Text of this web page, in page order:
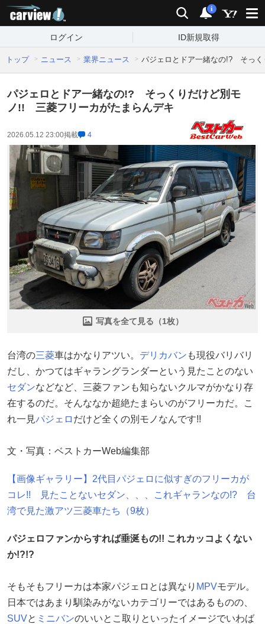
検索 通知
i
ログイン ID新規取得
トップ ニュース 業界ニュース パジェロとドア一緒なの!? そっ
パジェロとドア一緒なの!? そっくりだけど別モ
ノ!! 三菱フリーカがたまらんデキ
2026.05.12 23:00掲載 4
写真を全て見る（1枚）
台湾の三菱車はかなりアツい。 デリカバン も現役バリバリ
だし、かつてはギャラングランダーという見たことのない
セダンなどなど、三菱ファンも知らないクルマがかなり存
在するのだ。そんななか超絶たまらいのがフリーカだ。こ
れ一見パジェロ だけど全くの別モノなんです!!
文・写真：ベストカーWeb編集部
【画像ギャラリー】2代目パジェロに似すぎのフリーカが
コレ!! 見たことないセダン、、、これギャランなの!? 台
湾で見た激アツ三菱車たち（9枚）
パジェロファンからすれば垂涎もの!! これカッコよくない
か!?!?
そもそもフリーカは本家パジェロとは異なり MPVモデル。
日本ではあまり馴染みがないカテゴリーではあるものの、
SUVと ミニバンのいいとこ取りといったイメージでいわば